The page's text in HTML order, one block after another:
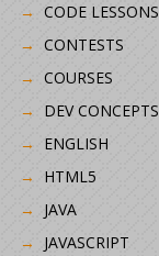
CODE LESSONS
CONTESTS
COURSES
DEV CONCEPTS
ENGLISH
HTML5
JAVA
JAVASCRIPT